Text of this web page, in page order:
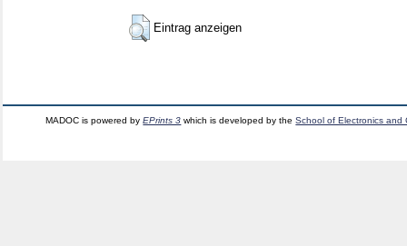
Eintrag anzeigen
MADOC is powered byEPrints 3 which is developed by theSchool of Electronics and